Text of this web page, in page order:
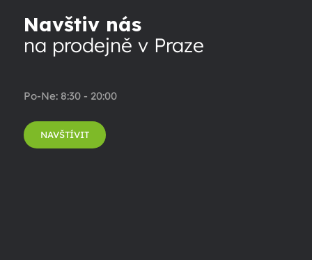
Navštiv nás
na prodejně v Praze
Po-Ne: 8:30 - 20:00
NAVŠTÍVIT